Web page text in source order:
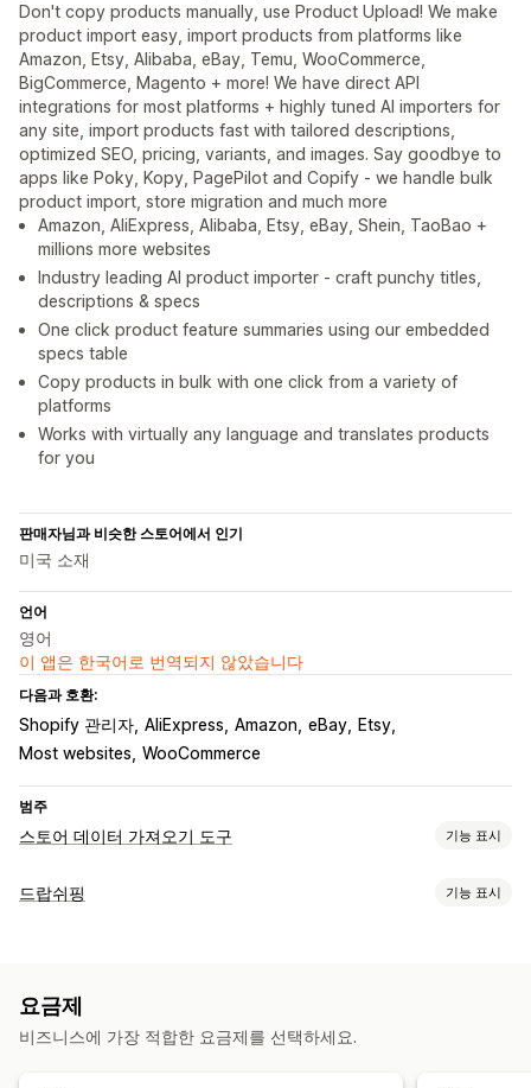
Don't copy products manually, use Product Upload! We make
product import easy, import products from platforms like
Amazon, Etsy, Alibaba, eBay, Temu, WooCommerce,
BigCommerce, Magento + more! We have direct API
integrations for most platforms + highly tuned AI importers for
any site, import products fast with tailored descriptions,
optimized SEO, pricing, variants, and images. Say goodbye to
apps like Poky, Kopy, PagePilot and Copify - we handle bulk
product import, store migration and much more
Amazon, AliExpress, Alibaba, Etsy, eBay, Shein, TaoBao +
millions more websites
Industry leading AI product importer - craft punchy titles,
descriptions & specs
One click product feature summaries using our embedded
specs table
Copy products in bulk with one click from a variety of
platforms
Works with virtually any language and translates products
for you
판매자님과 비슷한 스토어에서 인기
미국 소재
언어
영어
이 앱은 한국어로 번역되지 않았습니다
다음과 호환:
Shopify 관리자 AliExpress Amazon eBay
Etsy
Most websites WooCommerce
범주
스토어 데이터 가져오기 도구 기능 표시
데이터 동기화
대량 가져오기
드랍쉬핑 기능 표시
식음료
유아 제품
스포츠 제품 반려동물 제품 가구
요금제
비즈니스에 가장 적합한 요금제를 선택하세요.